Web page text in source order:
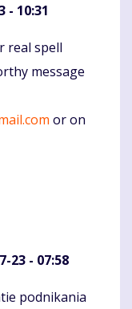
- 10:31
real spell
message
or on
23 - 07:58
podnikania